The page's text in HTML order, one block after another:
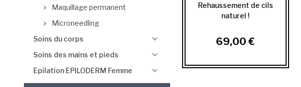
Rehaussement de cils
naturel !
69,00 €
Maquillage permanent
Microneedling
Soins du corps
Soins des mains et pieds
Epilation EPILODERM Femme